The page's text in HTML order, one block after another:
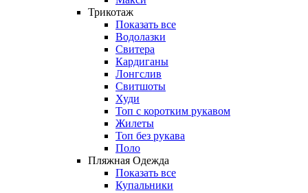
Трикотаж
Показать все
Водолазки
Свитера
Кардиганы
Лонгслив
Свитшоты
Худи
Топ с коротким рукавом
Жилеты
Топ без рукава
Поло
Пляжная Одежда
Показать все
Купальники